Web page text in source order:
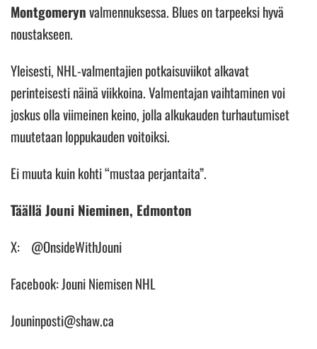
Montgomerynvalmennuksessa. Blues on tarpeeksi hyvä
noustakseen.
Yleisesti, NHL-valmentajien potkaisuviikot alkavat
perinteisesti näinä viikkoina. Valmentajan vaihtaminen voi
joskus olla viimeinen keino, jolla alkukauden turhautumiset
muutetaan loppukauden voitoiksi.
Ei muuta kuin kohti “mustaa perjantaita”.
Täällä Jouni Nieminen, Edmonton
X: @OnsideWithJouni
Facebook: Jouni Niemisen NHL
Jouninposti@shaw.ca